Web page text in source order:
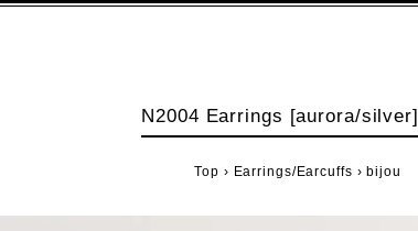
N2004 Earrings [aurora/silver]
Top › Earrings/Earcuffs ›bijou